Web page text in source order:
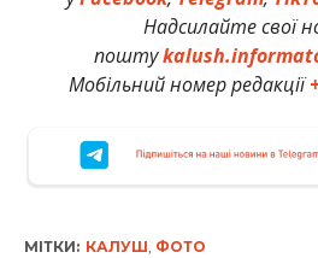
Надсилайте свої
пошту
Мобільний номер редакції
МІТКИ: КАЛУШ, ФОТО